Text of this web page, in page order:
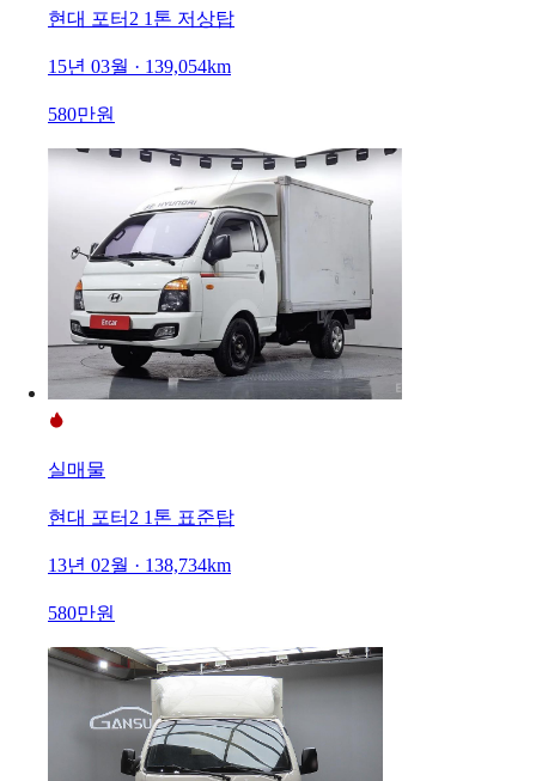
현대 포터2 1톤 저상탑
15년 03월 · 139,054km
580만원
실매물
현대 포터2 1톤 표준탑
13년 02월 · 138,734km
580만원